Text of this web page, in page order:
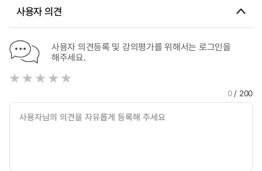
사용자 의견
사용자 의견등록 및 강의평가를 위해서는 로그인을
해주세요.
0/ 200